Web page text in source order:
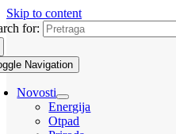
Skip to content
for:
Navigation
Novosti
Energija
Otpad